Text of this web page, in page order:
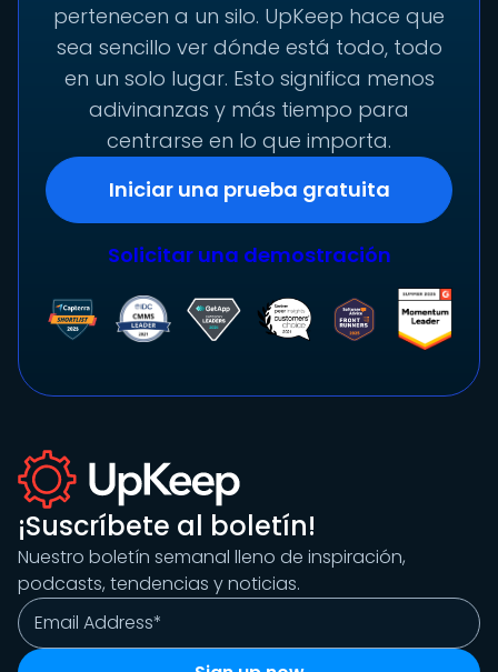
pertenecen a un silo. UpKeep hace que
sea sencillo ver dónde está todo, todo
en un solo lugar. Esto significa menos
adivinanzas y más tiempo para
centrarse en lo que importa.
Iniciar una prueba gratuita
Solicitar una demostración
¡Suscríbete al boletín!
Nuestro boletín semanal lleno de inspiración,
podcasts, tendencias y noticias.